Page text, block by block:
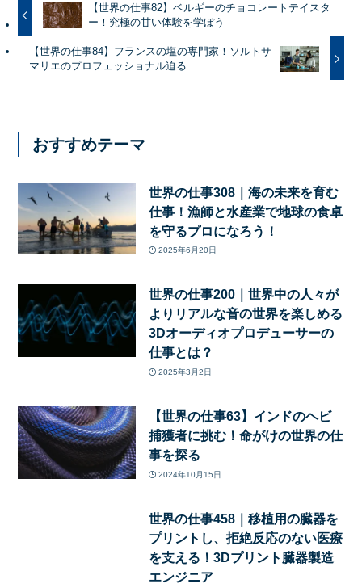
【世界の仕事82】ベルギーのチョコレートテイスタ
ー！究極の甘い体験を学ぼう
【世界の仕事84】フランスの塩の専門家！ソルトサ
マリエのプロフェッショナル迫る
おすすめテーマ
世界の仕事308｜海の未来を育む
仕事！漁師と水産業で地球の食卓
を守るプロになろう！
2025年6月20日
世界の仕事200｜世界中の人々が
よりリアルな音の世界を楽しめる
3Dオーディオプロデューサーの
仕事とは？
2025年3月2日
【世界の仕事63】インドのヘビ
捕獲者に挑む！命がけの世界の仕
事を探る
2024年10月15日
世界の仕事458｜移植用の臓器を
プリントし、拒絶反応のない医療
を支える！3Dプリント臓器製造
エンジニア